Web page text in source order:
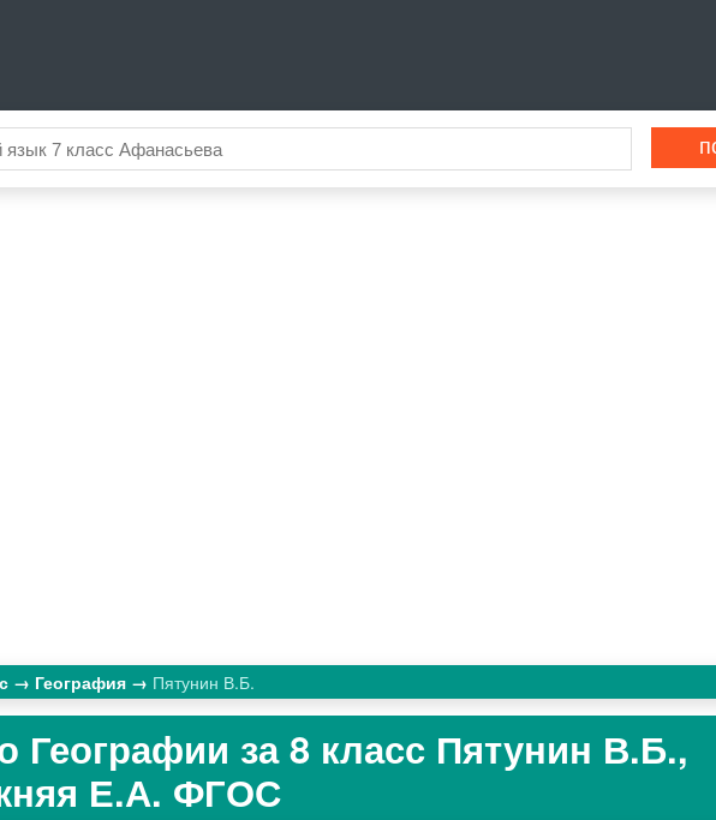
География Пятунин В.Б.
Географии за 8 класс Пятунин В.Б.,
Е.А. ФГОС